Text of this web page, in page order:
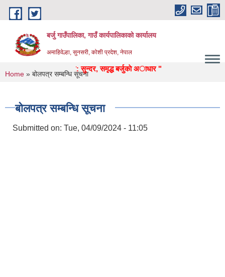
Skip to main content
बर्जु गाउँपालिका, गाउँ कार्यपालिकाको कार्यालय
अमाहिवेल्हा, सुनसरी, कोशी प्रदेश, नेपाल
पर्यटन, पुर्वाधार: सुन्दर, समृद्ध बर्जुकाे अाधार "
You are here
Home » बोलपत्र सम्बन्धि सूचना
बोलपत्र सम्बन्धि सूचना
Submitted on: Tue, 04/09/2024 - 11:05